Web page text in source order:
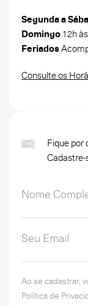
Segunda a
Domingo 12h
Feriados
Consulte os
Fique por
Cadastre-
Ao se cadastrar,
Política de